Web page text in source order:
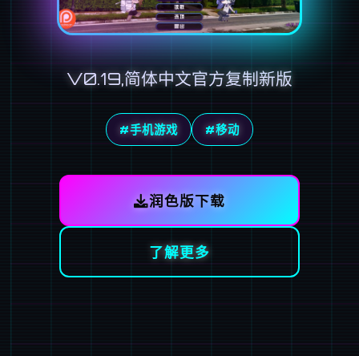
V0.19,简体中文官方复制新版
#手机游戏 #移动
润色版下载
了解更多